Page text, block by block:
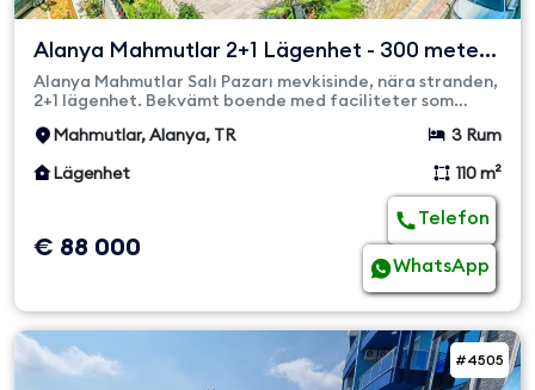
Alanya Mahmutlar 2+1 Lägenhet - 300 meter
till havet - Fullt...
Alanya Mahmutlar Salı Pazarı mevkisinde, nära stranden,
2+1 lägenhet. Bekvämt boende med faciliteter som
Mahmutlar, Alanya, TR
3 Rum
Lägenhet
110 m²
€ 88 000
Telefon
WhatsApp
#4505